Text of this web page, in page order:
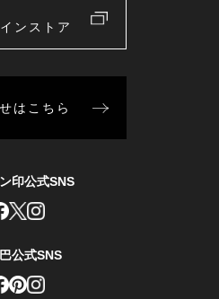
ンストア
はこちら
印公式SNS
公式SNS